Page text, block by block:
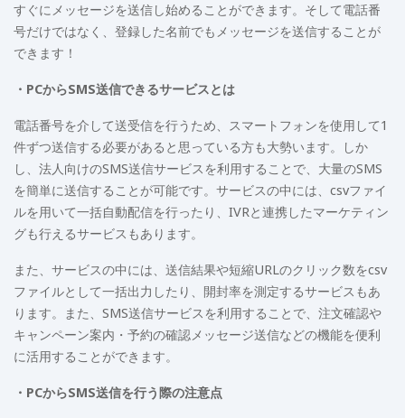
すぐにメッセージを送信し始めることができます。そして電話番
号だけではなく、登録した名前でもメッセージを送信することが
できます！
・PCからSMS送信できるサービスとは
電話番号を介して送受信を行うため、スマートフォンを使用して1
件ずつ送信する必要があると思っている方も大勢います。しか
し、法人向けのSMS送信サービスを利用することで、大量のSMS
を簡単に送信することが可能です。サービスの中には、csvファイ
ルを用いて一括自動配信を行ったり、IVRと連携したマーケティン
グも行えるサービスもあります。
また、サービスの中には、送信結果や短縮URLのクリック数をcsv
ファイルとして一括出力したり、開封率を測定するサービスもあ
ります。また、SMS送信サービスを利用することで、注文確認や
キャンペーン案内・予約の確認メッセージ送信などの機能を便利
に活用することができます。
・PCからSMS送信を行う際の注意点